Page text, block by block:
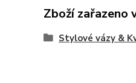
Zboží zařazeno
Stylové vázy &